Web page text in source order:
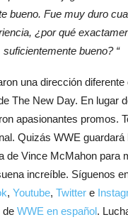
bueno. Fue muy duro
¿por qué
suficientemente bueno? “
una dirección
The New Day. En lugar
apasionantes promos.
Quizás WWE guardará
de Vince McMahon para
increíble. Síguenos
, Youtube, Twitter e
de WWE en español.